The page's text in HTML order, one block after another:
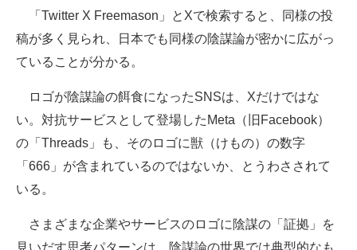
「Twitter X Freemason」とXで検索すると、同様の投
稿が多く見られ、日本でも同様の陰謀論が密かに広がっ
ていることが分かる。
ロゴが陰謀論の餌食になったSNSは、Xだけではな
い。対抗サービスとして登場したMeta（旧Facebook）
の「Threads」も、そのロゴに獣（けもの）の数字
「666」が含まれているのではないか、とうわさされて
いる。
さまざまな企業やサービスのロゴに陰謀の「証拠」を